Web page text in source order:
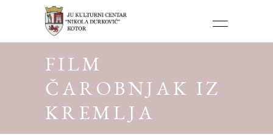
FILM
ČAROBNJAK IZ
KREMLJA